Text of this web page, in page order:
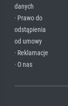
danych
· Prawo do
odstąpienia
od umowy
· Reklamacje
· O nas